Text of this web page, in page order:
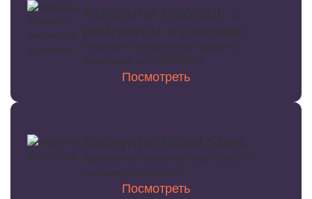
Аккаунты Valorant: с
рейтингом и скинами
Покупайте прокачанные аккаунты -
безопасно, на ANYSQUAD
Посмотреть
Аккаунты Brawl Stars
Заряженные аккаунты Brawl Stars: со
скинами и рейтингом
Посмотреть